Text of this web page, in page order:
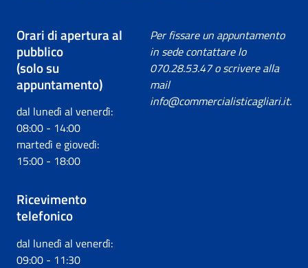
Orari di apertura al
pubblico
(solo su
appuntamento)
dal lunedì al venerdì:
08:00 - 14:00
martedì e giovedì:
15:00 - 18:00
Ricevimento
telefonico
dal lunedì al venerdì:
09:00 - 11:30
Per fissare un appuntamento
in sede contattare lo
070.28.53.47 o scrivere alla
mail
info@commercialisticagliari.it.